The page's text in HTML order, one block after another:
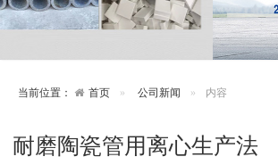
当前位置： 首页 公司新闻 内容
耐磨陶瓷管用离心生产法